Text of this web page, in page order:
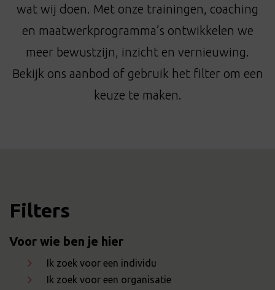
o
wat wij doen. Met onze trainingen, coaching
en maatwerkprogramma’s ontwikkelen we
meer bewustzijn, inzicht en vernieuwing.
Bekijk ons aanbod of gebruik het filter om een
keuze te maken.
Filters
Voor wie ben je hier
Ik zoek voor een individu
Ik zoek voor een organisatie